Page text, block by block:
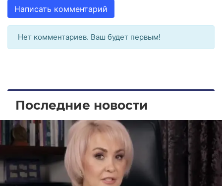
Написать комментарий
Нет комментариев. Ваш будет первым!
Последние новости